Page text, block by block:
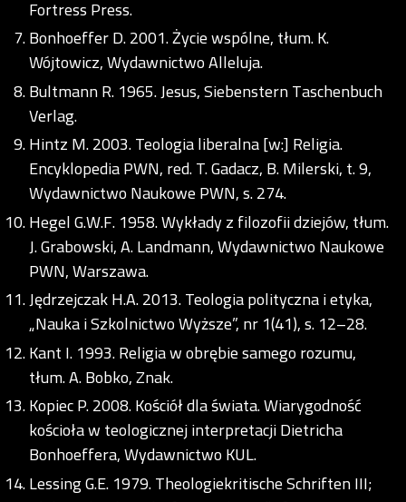
Fortress Press.
Bonhoeffer D. 2001. Życie wspólne, tłum. K.
Wójtowicz, Wydawnictwo Alleluja.
Bultmann R. 1965. Jesus, Siebenstern Taschenbuch
Verlag.
Hintz M. 2003. Teologia liberalna [w:] Religia.
Encyklopedia PWN, red. T. Gadacz, B. Milerski, t. 9,
Wydawnictwo Naukowe PWN, s. 274.
Hegel G.W.F. 1958. Wykłady z filozofii dziejów, tłum.
J. Grabowski, A. Landmann, Wydawnictwo Naukowe
PWN, Warszawa.
Jędrzejczak H.A. 2013. Teologia polityczna i etyka,
„Nauka i Szkolnictwo Wyższe”, nr 1(41), s. 12–28.
Kant I. 1993. Religia w obrębie samego rozumu,
tłum. A. Bobko, Znak.
Kopiec P. 2008. Kościół dla świata. Wiarygodność
kościoła w teologicznej interpretacji Dietricha
Bonhoeffera, Wydawnictwo KUL.
Lessing G.E. 1979. Theologiekritische Schriften III;